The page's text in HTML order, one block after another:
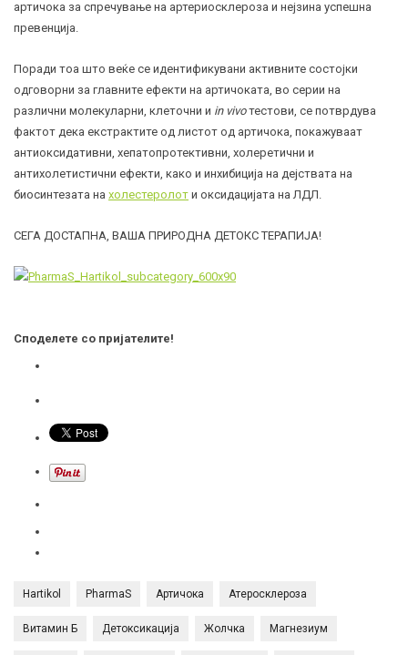
артичока за спречување на артериосклероза и нејзина успешна
превенција.
Поради тоа што веќе се идентификувани активните состојки
одговорни за главните ефекти на артичоката, во серии на
различни молекуларни, клеточни и in vivoтестови, се потврдува
фактот дека екстрактите од листот од артичока, покажуваат
антиоксидативни, хепатопротективни, холеретични и
антихолетистични ефекти, како и инхибиција на дејствата на
биосинтезата на холестеролот и оксидацијата на ЛДЛ
СЕГА ДОСТАПНА, ВАША ПРИРОДНА ДЕТОКС ТЕРАПИЈА!
Споделете со пријателите!
Hartikol PharmaS Артичока Атеросклероза
Витамин Б Детоксикација Жолчка Магнезиум